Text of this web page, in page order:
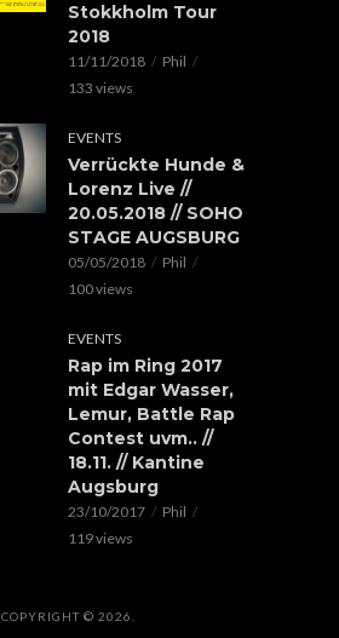
Stokkholm Tour
2018
11/11/2018
Phil
133 views
EVENTS
Verrückte Hunde &
Lorenz Live //
20.05.2018 // SOHO
STAGE AUGSBURG
05/05/2018
Phil
100 views
EVENTS
Rap im Ring 2017
mit Edgar Wasser,
Lemur, Battle Rap
Contest uvm.. //
18.11. // Kantine
Augsburg
23/10/2017
Phil
119 views
COPYRIGHT © 2026.